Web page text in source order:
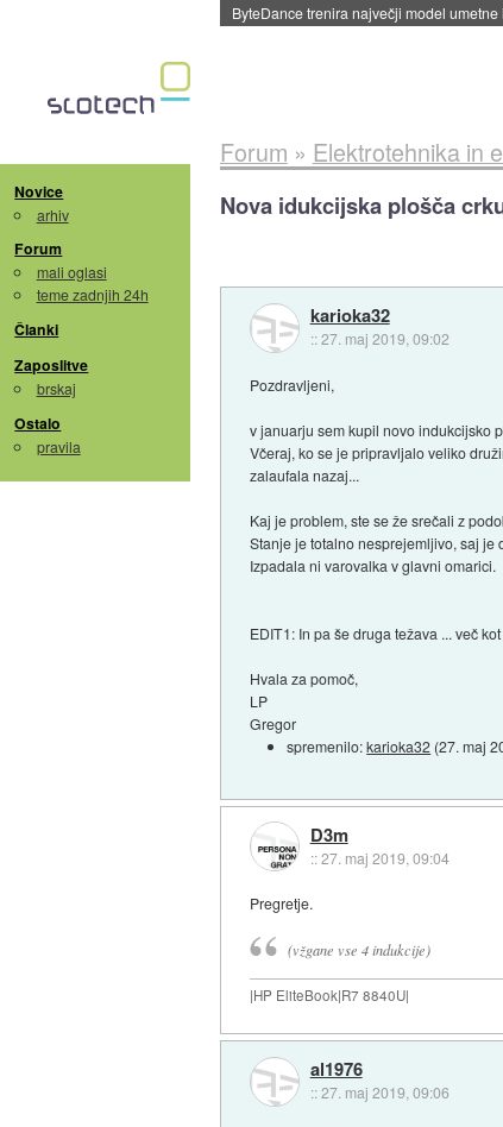
Spletne strani začele streči oglase za
Novice
arhiv
Forum
mali oglasi
teme zadnjih 24h
Članki
Zaposlitve
brskaj
Ostalo
pravila
Forum » Elektrotehnika in
Nova idukcijska plošča
karioka32
::27. maj 2019, 09:02
Pozdravljeni,
v januarju sem kupil novo indukcijsko
Včeraj, ko se je pripravljalo veliko
zalaufala nazaj...
Kaj je problem, ste se že srečali z
Stanje je totalno nesprejemljivo, saj
Izpadala ni varovalka v glavni omarici.
EDIT1: In pa še druga težava ... več
Hvala za pomoč,
LP
Gregor
spremenilo:karioka32 (27. maj
D3m
::27. maj 2019, 09:04
Pregretje.
(vžgane vse 4 indukcije)
|HP EliteBook|R7 8840U|
al1976
::27. maj 2019, 09:06